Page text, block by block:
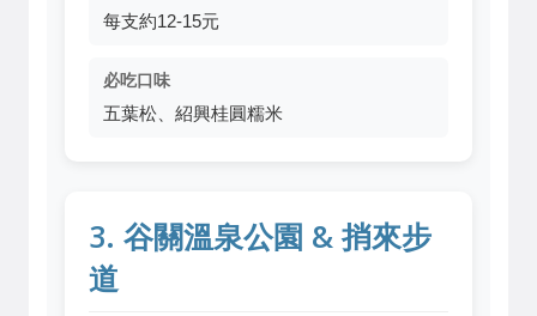
每支約12-15元
必吃口味
五葉松、紹興桂圓糯米
3. 谷關溫泉公園 & 捎來步
道